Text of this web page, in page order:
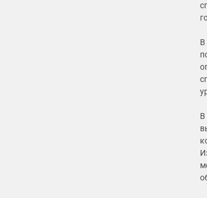
В
В